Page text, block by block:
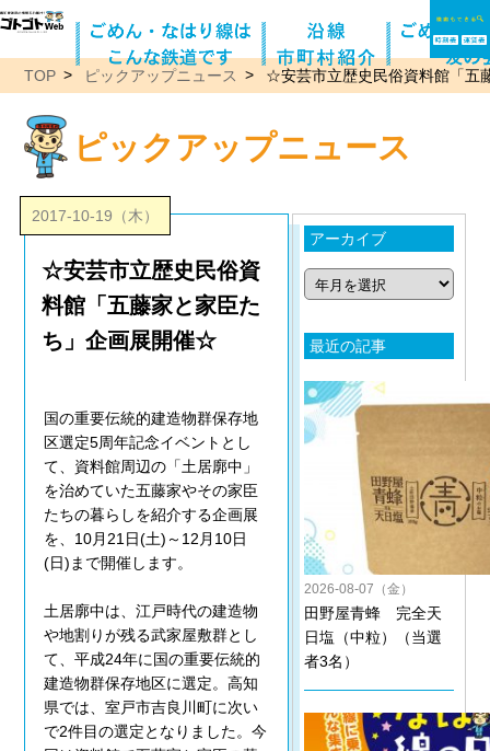
TOP ピックアップニュース ☆安芸市立歴史民俗資料館「五
ピックアップニュース
2017-10-19（木）
☆安芸市立歴史民俗資
料館「五藤家と家臣た
ち」企画展開催☆
国の重要伝統的建造物群保存地
区選定5周年記念イベントとし
て、資料館周辺の「土居廓中」
を治めていた五藤家やその家臣
たちの暮らしを紹介する企画展
を、10月21日(土)～12月10日
(日)まで開催します。
土居廓中は、江戸時代の建造物
や地割りが残る武家屋敷群とし
て、平成24年に国の重要伝統的
建造物群保存地区に選定。高知
県では、室戸市吉良川町に次い
で2件目の選定となりました。今
アーカイブ
最近の記事
2026-08-07（金）
田野屋青蜂 完全天
日塩（中粒）（当選
者3名）